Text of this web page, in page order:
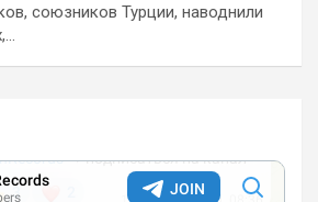
союзников Турции, наводнили